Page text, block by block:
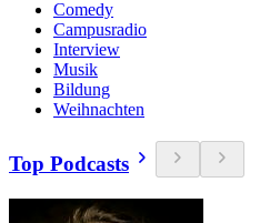
Comedy
Campusradio
Interview
Musik
Bildung
Weihnachten
Top Podcasts